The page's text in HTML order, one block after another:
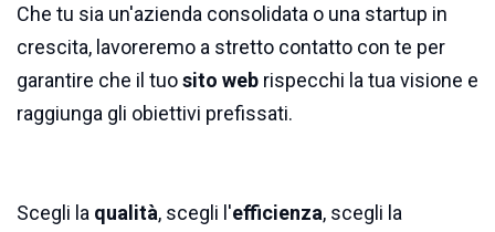
Che tu sia un'azienda consolidata o una startup in
crescita, lavoreremo a stretto contatto con te per
garantire che il tuosito web rispecchi la tua visione e
raggiunga gli obiettivi prefissati.
Scegli la qualità, scegli l'efficienza, scegli la